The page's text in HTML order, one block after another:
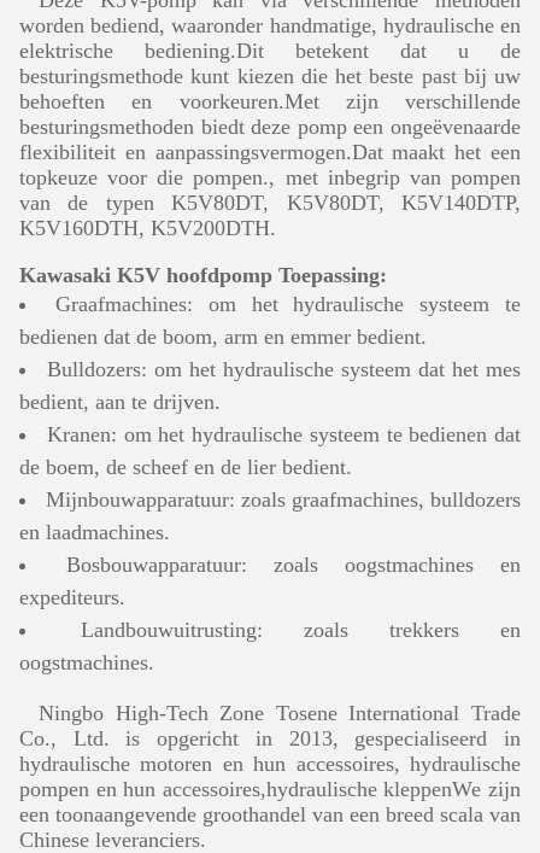
worden bediend, waaronder handmatige, hydraulische en
elektrische bediening.Dit betekent dat u de
besturingsmethode kunt kiezen die het beste past bij uw
behoeften en voorkeuren.Met zijn verschillende
besturingsmethoden biedt deze pomp een ongeëvenaarde
flexibiliteit en aanpassingsvermogen.Dat maakt het een
topkeuze voor die pompen., met inbegrip van pompen
van de typen K5V80DT, K5V80DT, K5V140DTP,
K5V160DTH, K5V200DTH.
Kawasaki K5V hoofdpomp Toepassing:
Graafmachines: om het hydraulische systeem te
bedienen dat de boom, arm en emmer bedient.
Bulldozers: om het hydraulische systeem dat het mes
bedient, aan te drijven.
Kranen: om het hydraulische systeem te bedienen dat
de boem, de scheef en de lier bedient.
Mijnbouwapparatuur: zoals graafmachines, bulldozers
en laadmachines.
Bosbouwapparatuur: zoals oogstmachines en
expediteurs.
Landbouwuitrusting: zoals trekkers en
oogstmachines.
Ningbo High-Tech Zone Tosene International Trade
Co., Ltd. is opgericht in 2013, gespecialiseerd in
hydraulische motoren en hun accessoires, hydraulische
pompen en hun accessoires,hydraulische kleppenWe zijn
een toonaangevende groothandel van een breed scala van
Chinese leveranciers.